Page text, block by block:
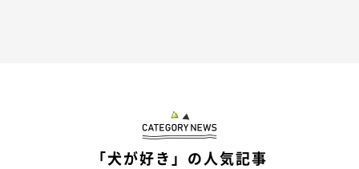
「犬が好き」の人気記事